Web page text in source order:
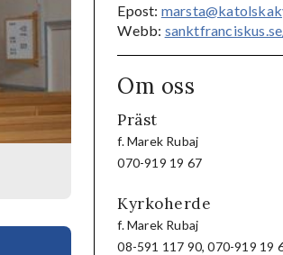
Epost:
Webb:
Om oss
Präst
f. Marek Rubaj
070-919 19 67
Kyrkoherde
f. Marek Rubaj
08-591 117 90, 070-919 19